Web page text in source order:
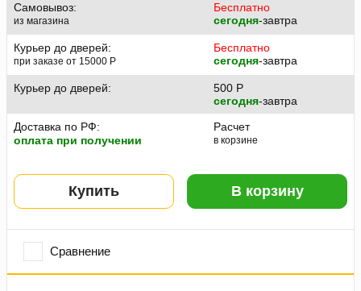
Самовывоз:
из магазина
Бесплатно
сегодня-завтра
Курьер до дверей:
при заказе от 15000 P
Бесплатно
сегодня-завтра
Курьер до дверей: 500 P
сегодня-завтра
Доставка по РФ:
оплата при получении
Расчет
в корзине
Купить В корзину
Сравнение